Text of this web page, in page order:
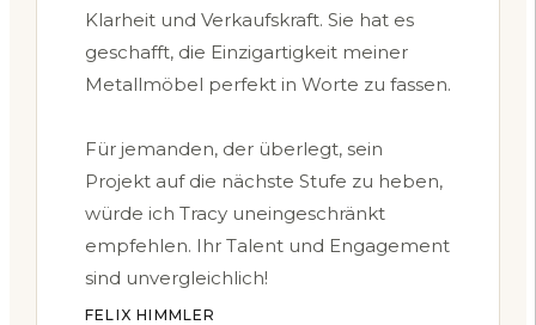
Klarheit und Verkaufskraft. Sie hat es
geschafft, die Einzigartigkeit meiner
Metallmöbel perfekt in Worte zu fassen.
Für jemanden, der überlegt, sein
Projekt auf die nächste Stufe zu heben,
würde ich Tracy uneingeschränkt
empfehlen. Ihr Talent und Engagement
sind unvergleichlich!
FELIX HIMMLER